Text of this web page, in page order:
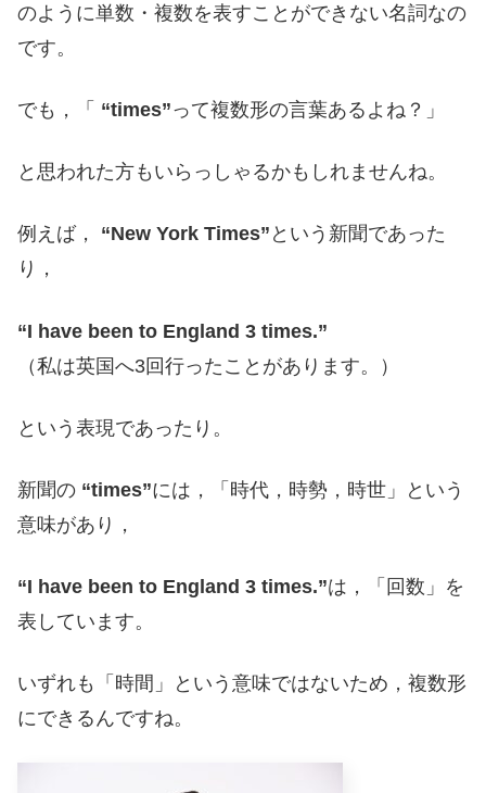
のように単数・複数を表すことができない名詞なの
です。
でも，「 “times”って複数形の言葉あるよね？」
と思われた方もいらっしゃるかもしれませんね。
例えば， “New York Times” という新聞であった
り，
“I have been to England 3 times.”
（私は英国へ3回行ったことがあります。）
という表現であったり。
新聞の “times”には，「時代，時勢，時世」という
意味があり，
“I have been to England 3 times.”は，「回数」を
表しています。
いずれも「時間」という意味ではないため，複数形
にできるんですね。